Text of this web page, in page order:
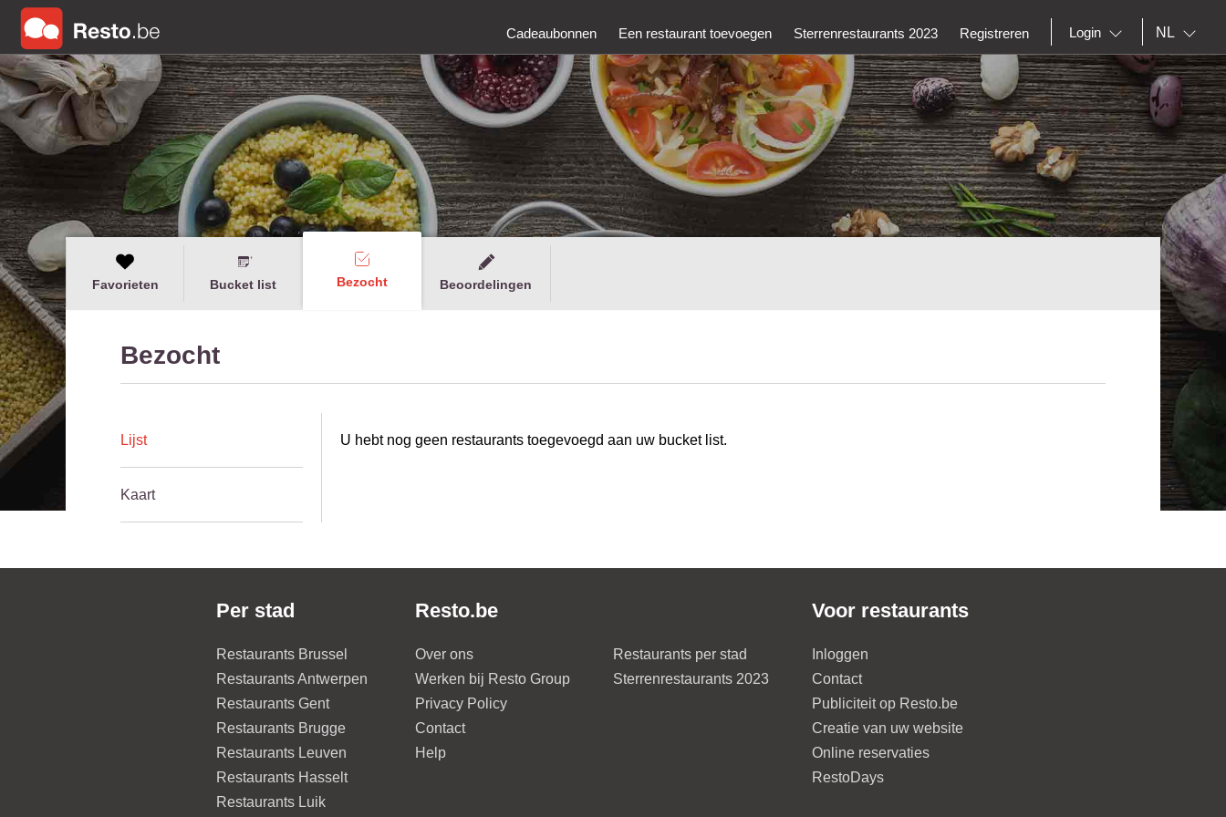
Cadeaubonnen Een restaurant toevoegen Sterrenrestaurants 2023 Registreren Login NL
Favorieten Bucket list Bezocht Beoordelingen
Bezocht
Lijst
Kaart
U hebt nog geen restaurants toegevoegd aan uw bucket list.
Per stad
Restaurants Brussel
Restaurants Antwerpen
Restaurants Gent
Restaurants Brugge
Restaurants Leuven
Restaurants Hasselt
Restaurants Luik
Resto.be
Over ons
Werken bij Resto Group
Privacy Policy
Contact
Help
Restaurants per stad
Sterrenrestaurants 2023
Voor restaurants
Inloggen
Contact
Publiciteit op Resto.be
Creatie van uw website
Online reservaties
RestoDays